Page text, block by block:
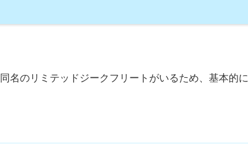
名のリミテッドジークフリートがいるため、基本的に